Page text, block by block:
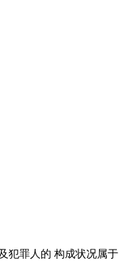
犯罪人的 构成状况属于